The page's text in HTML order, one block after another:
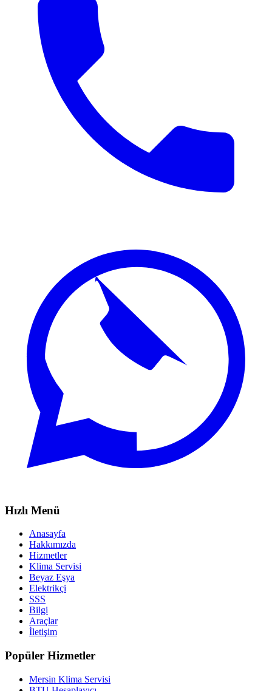
Hızlı Menü
Anasayfa
Hakkımızda
Hizmetler
Klima Servisi
Beyaz Eşya
Elektrikçi
SSS
Bilgi
Araçlar
İletişim
Popüler Hizmetler
Mersin Klima Servisi